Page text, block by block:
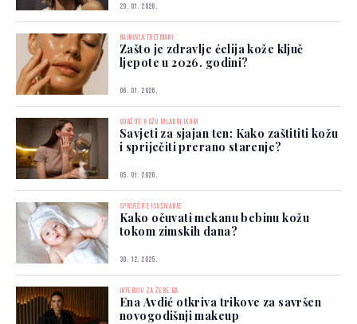
29. 01. 2026.
NAJNOVIJI TRETMANI
Zašto je zdravlje ćelija kože ključ
ljepote u 2026. godini?
06. 01. 2026.
ODRŽITE KOŽU MLADOLIKOM
Savjeti za sjajan ten: Kako zaštititi kožu
i spriječiti prerano starenje?
05. 01. 2026.
SPRIJEČITE ISUŠIVANJE
Kako očuvati mekanu bebinu kožu
tokom zimskih dana?
30. 12. 2025.
INTERVJU ZA ŽENE.BA
Ena Avdić otkriva trikove za savršen
novogodišnji makeup